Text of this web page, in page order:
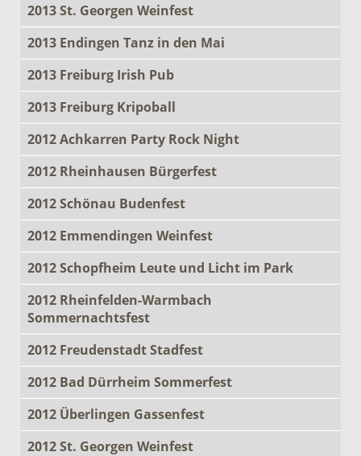
2013 St. Georgen Weinfest
2013 Endingen Tanz in den Mai
2013 Freiburg Irish Pub
2013 Freiburg Kripoball
2012 Achkarren Party Rock Night
2012 Rheinhausen Bürgerfest
2012 Schönau Budenfest
2012 Emmendingen Weinfest
2012 Schopfheim Leute und Licht im Park
2012 Rheinfelden-Warmbach
Sommernachtsfest
2012 Freudenstadt Stadfest
2012 Bad Dürrheim Sommerfest
2012 Überlingen Gassenfest
2012 St. Georgen Weinfest